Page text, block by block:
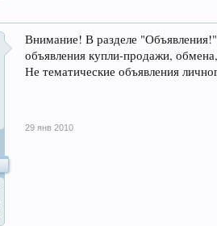
Внимание! В разделе
объявления купли-продажи,
Не тематические объявления
29 янв 2010